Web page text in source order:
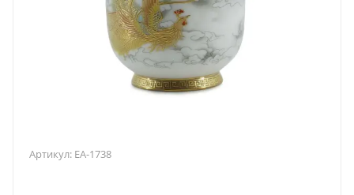
Артикул: EA-1738